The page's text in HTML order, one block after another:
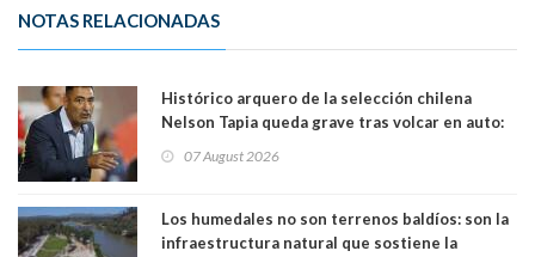
NOTAS RELACIONADAS
Histórico arquero de la selección chilena
Nelson Tapia queda grave tras volcar en auto:
07 August 2026
Los humedales no son terrenos baldíos: son la
infraestructura natural que sostiene la